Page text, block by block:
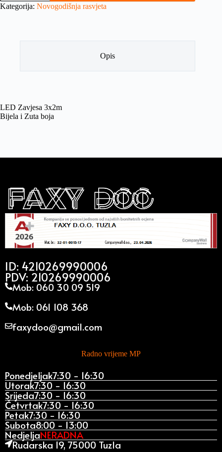
Kategorija: Novogodišnja rasvjeta
Opis
LED Zavjesa 3x2m
Bijela i Zuta boja
ID: 4210269990006
PDV: 210269990006
Mob: 060 30 09 519
Mob: 061 108 368
faxydoo@gmail.com
Radno vrijeme MP
Ponedjeljak7:30 - 16:30
Utorak7:30 - 16:30
Srijeda7:30 - 16:30
Četvrtak7:30 - 16:30
Petak7:30 - 16:30
Subota8:00 - 13:00
NedjeljaNERADNA
Rudarska 19, 75000 Tuzla